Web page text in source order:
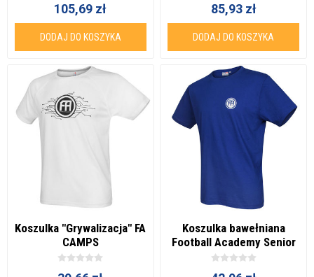
105,69 zł
DODAJ DO KOSZYKA
85,93 zł
DODAJ DO KOSZYKA
Koszulka "Grywalizacja" FA
CAMPS
Koszulka bawełniana
Football Academy Senior